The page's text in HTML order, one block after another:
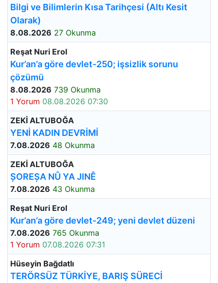
Bilgi ve Bilimlerin Kısa Tarihçesi (Altı Kesit
Olarak)
8.08.2026 27 Okunma
Reşat Nuri Erol
Kur’an’a göre devlet-250; işsizlik sorunu
çözümü
8.08.2026 739 Okunma
1 Yorum 08.08.2026 07:30
ZEKİ ALTUBOĞA
YENİ KADIN DEVRİMİ
7.08.2026 48 Okunma
ZEKİ ALTUBOĞA
ȘOREȘA NÛ YA JINÊ
7.08.2026 43 Okunma
Reşat Nuri Erol
Kur’an’a göre devlet-249; yeni devlet düzeni
7.08.2026 765 Okunma
1 Yorum 07.08.2026 07:31
Hüseyin Bağdatlı
TERÖRSÜZ TÜRKİYE, BARIŞ SÜRECİ